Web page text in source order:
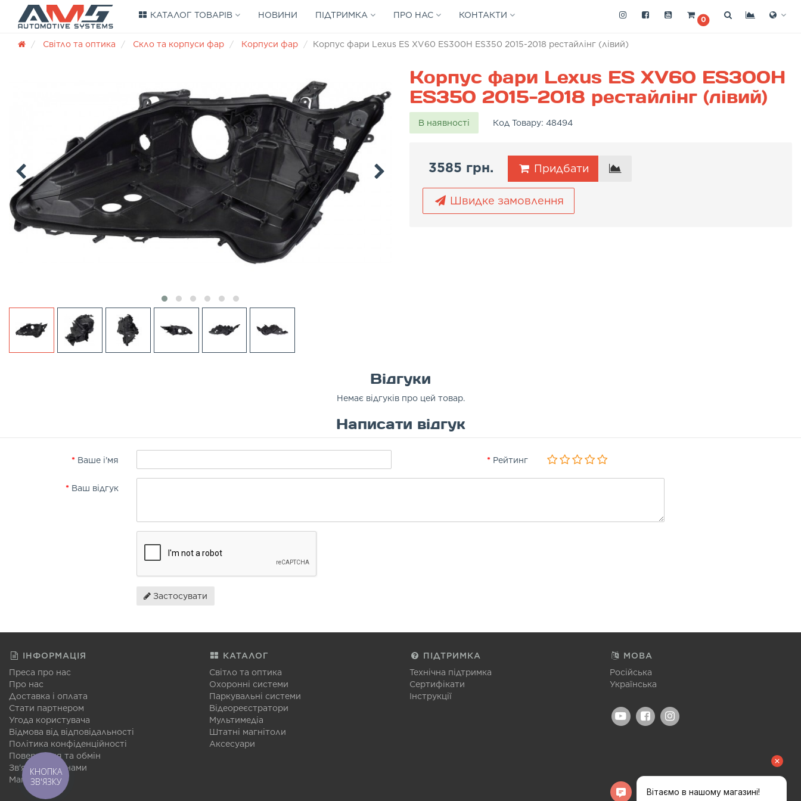
КАТАЛОГ ТОВАРІВ НОВИНИ ПІДТРИМКА ПРО НАС КОНТАКТИ 0
Світло та оптика Скло та корпуси фар Корпуси фар Корпус фари Lexus ES XV60 ES300H ES350 2015-2018 рестайлінг (лівий)
Корпус фари Lexus ES XV60 ES300H
ES350 2015-2018 рестайлінг (лівий)
В наявності Код Товару: 48494
3585 грн. Придбати
Швидке замовлення
Відгуки
Немає відгуків про цей товар.
Написати відгук
Ваше і'мя Рейтинг
Ваш відгук
Застосувати
ІНФОРМАЦІЯ
Преса про нас
Про нас
Доставка і оплата
Стати партнером
Угода користувача
Відмова від відповідальності
Політика конфіденційності
Повернення та обмін
Зв'язатися з нами
Мапа сайту
КАТАЛОГ
Світло та оптика
Охоронні системи
Паркувальні системи
Відеореєстратори
Мультимедіа
Штатні магнітоли
Аксесуари
ПІДТРИМКА
Технічна підтримка
Сертифікати
Інструкції
МОВА
Російська
Українська
КНОПКА
ЗВ'ЯЗКУ